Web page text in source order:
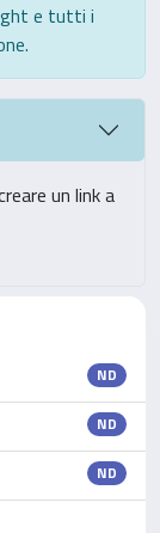
e tutti i
un link a
ND
ND
ND